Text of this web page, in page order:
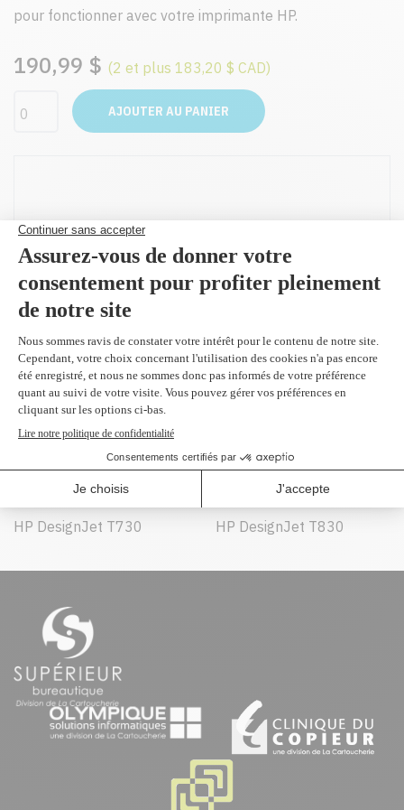
pour fonctionner avec votre imprimante HP.
190,99 $ (2 et plus 183,20 $ CAD)
AJOUTER AU PANIER
Peut être utilisé dans :
HP DesignJet T730 HP DesignJet T830